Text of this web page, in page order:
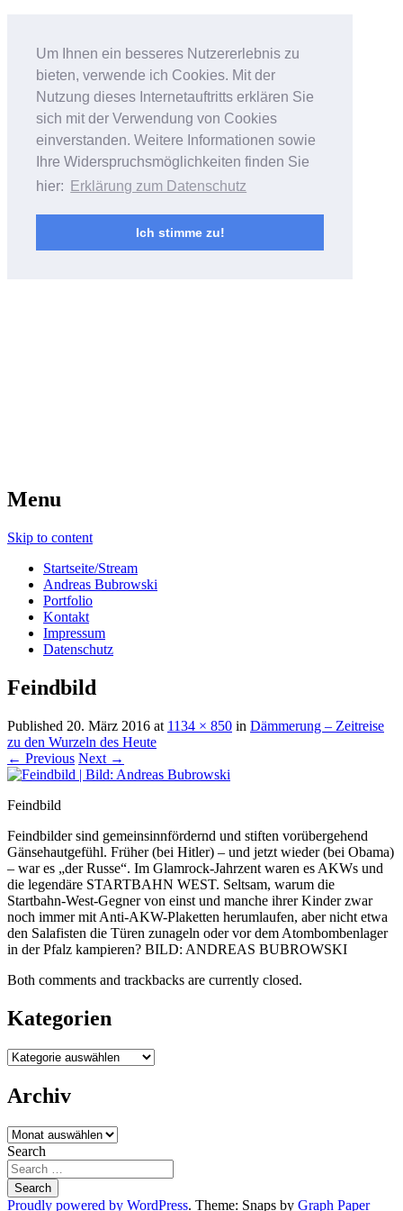
Um Ihnen ein besseres Nutzererlebnis zu
bieten, verwende ich Cookies. Mit der
Nutzung dieses Internetauftritts erklären Sie
sich mit der Verwendung von Cookies
einverstanden. Weitere Informationen sowie
Ihre Widerspruchsmöglichkeiten finden Sie
hier:
Erklärung zum Datenschutz
Ich stimme zu!
Foto- & Videoarbeiten von Andreas
Bubrowski
Menu
Skip to content
Startseite/Stream
Andreas Bubrowski
Portfolio
Kontakt
Impressum
Datenschutz
Feindbild
Published 20. März 2016 at 1134 × 850 in Dämmerung – Zeitreise
zu den Wurzeln des Heute
← Previous Next →
Feindbild
Feindbilder sind gemeinsinnfördernd und stiften vorübergehend
Gänsehautgefühl. Früher (bei Hitler) – und jetzt wieder (bei Obama)
– war es „der Russe“. Im Glamrock-Jahrzent waren es AKWs und
die legendäre STARTBAHN WEST. Seltsam, warum die
Startbahn-West-Gegner von einst und manche ihrer Kinder zwar
noch immer mit Anti-AKW-Plaketten herumlaufen, aber nicht etwa
den Salafisten die Türen zunageln oder vor dem Atombombenlager
in der Pfalz kampieren? BILD: ANDREAS BUBROWSKI
Both comments and trackbacks are currently closed.
Kategorien
Kategorien
Archiv
Archiv
Search
Proudly powered by WordPress. Theme: Snaps by Graph Paper